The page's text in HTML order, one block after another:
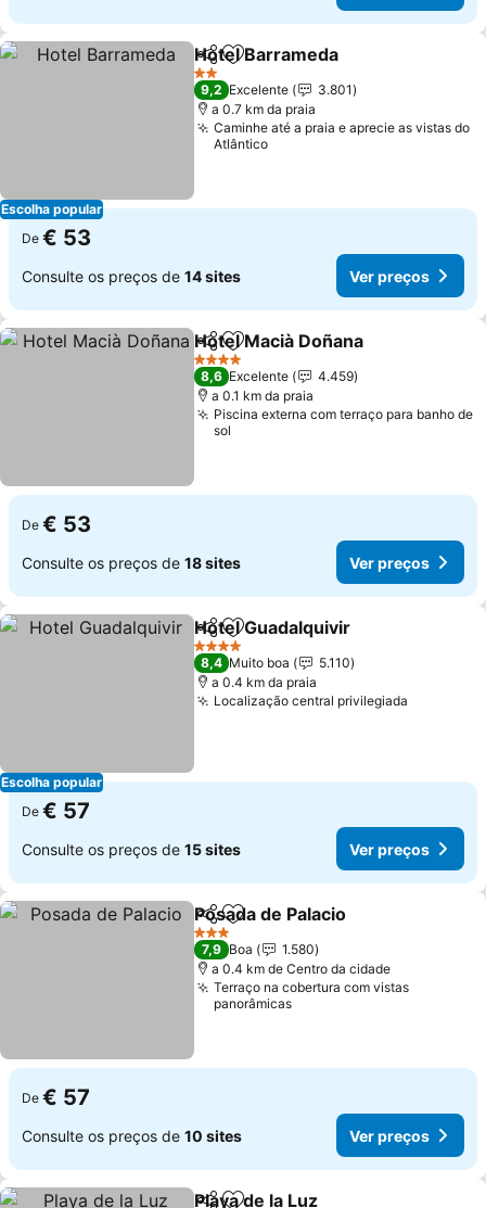
Escolha popular
PartilharAdicionar aos favoritos
Hotel Barrameda
2 Estrelas
9,2 Excelente
3.801
a 0.7 km da praia
Caminhe até a praia e aprecie as vistas do
Atlântico
De € 53
Consulte os preços de 14 sites Ver preços
PartilharAdicionar aos favoritos
Hotel Macià Doñana
4 Estrelas
8,6 Excelente
4.459
a 0.1 km da praia
Piscina externa com terraço para banho de
sol
De € 53
Consulte os preços de 18 sites Ver preços
Escolha popular
PartilharAdicionar aos favoritos
Hotel Guadalquivir
4 Estrelas
8,4 Muito boa
5.110
a 0.4 km da praia
Localização central privilegiada
De € 57
Consulte os preços de 15 sites Ver preços
PartilharAdicionar aos favoritos
Posada de Palacio
3 Estrelas
7,9 Boa
1.580
a 0.4 km de Centro da cidade
Terraço na cobertura com vistas
panorâmicas
De € 57
Consulte os preços de 10 sites Ver preços
Playa de la Luz